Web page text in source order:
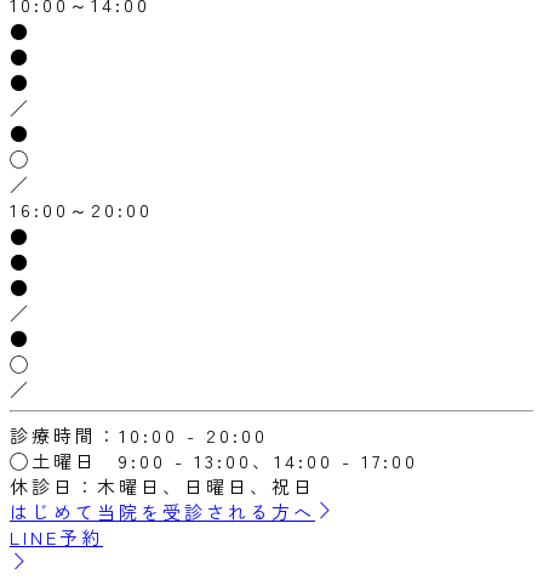
●
●
●
／
●
◯
／
16:00～20:00
●
●
●
／
●
◯
／
診療時間：10:00 - 20:00
◯土曜日 9:00 - 13:00、14:00 - 17:00
休診日：木曜日、日曜日、祝日
はじめて当院を受診される方へ
LINE予約